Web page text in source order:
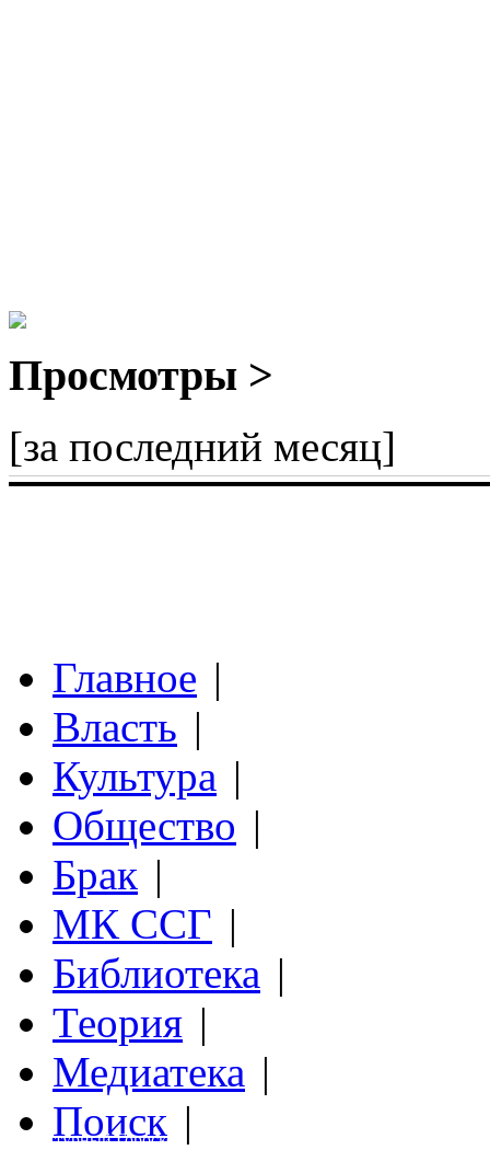
Просмотры >
[за последний месяц]
Главное |
Власть |
Культура |
Общество |
Брак |
МК ССГ |
Библиотека |
Теория |
Медиатека |
Поиск |
Структурный Гороскоп